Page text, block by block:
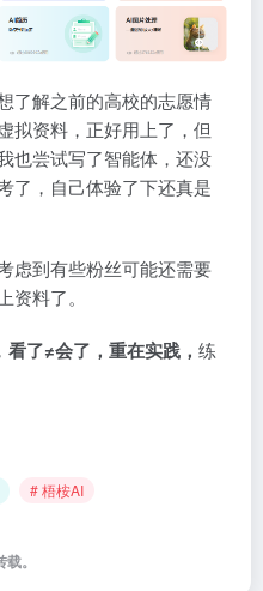
了解之前的高校的志愿情
拟资料，正好用上了，但
也尝试写了智能体，还没
了，自己体验了下还真是
虑到有些粉丝可能还需要
料了。
看了≠会了，重在实践， 练
# 梧桉AI
。